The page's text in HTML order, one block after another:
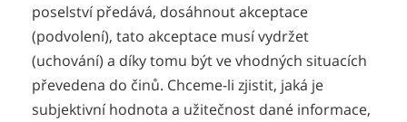
poselství předává, dosáhnout akceptace
(podvolení), tato akceptace musí vydržet
(uchování) a díky tomu být ve vhodných situacích
převedena do činů. Chceme-li zjistit, jaká je
subjektivní hodnota a užitečnost dané informace,